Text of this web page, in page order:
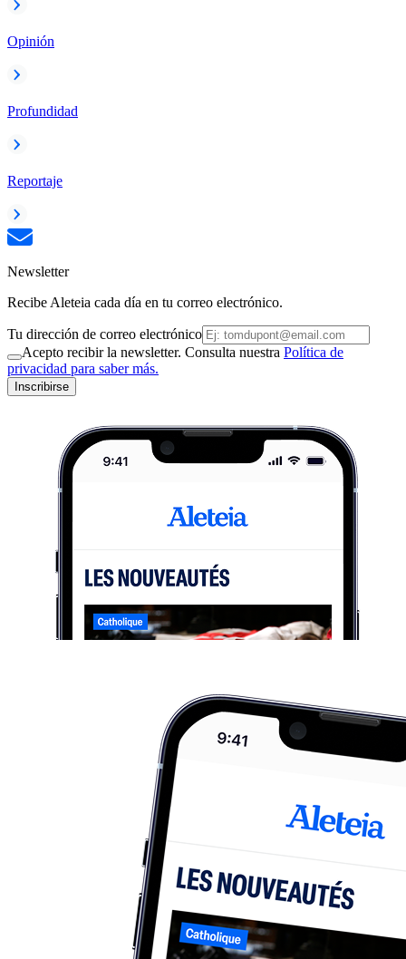
Opinión
Profundidad
Reportaje
Newsletter
Recibe Aleteia cada día en tu correo electrónico.
Tu dirección de correo electrónico
Acepto recibir la newsletter. Consulta nuestra Política de
privacidad para saber más.
Inscribirse